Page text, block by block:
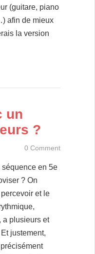
(guitare, piano
afin de mieux
la version
un
?
0 Comment
en 5e
? On
et le
a plusieurs et
justement,